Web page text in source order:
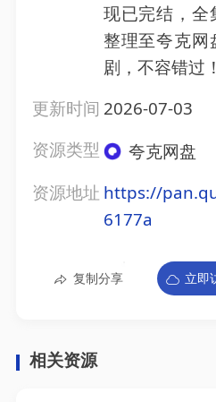
现已完结，全
整理至夸克网
剧，不容错过！
更新时间 2026-07-03
资源类型
夸克网盘
资源地址 https://
6177a
复制分享 立即
相关资源